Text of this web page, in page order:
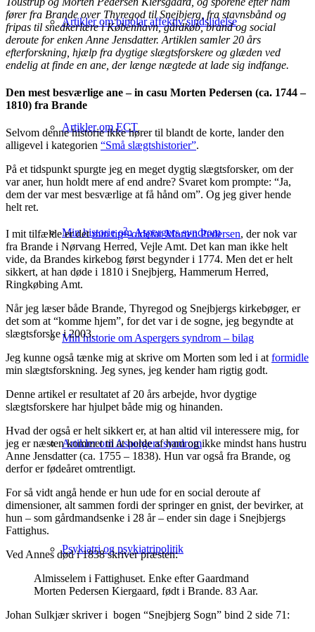
Artikler om bipolar affektiv sindslidelse
Artikler om ECT
Min historie om Aspergers syndrom
Min historie om Aspergers syndrom – bilag
Artikler om Aspergers syndrom
Psykiatri og psykiatripolitik
fører fra Brande over Thyregod til Snejbjerg, fra stavnsbånd og
fripas til snedkerlære i København, gårdkøb, brand og social
deroute for enken Anne Jensdatter. Artiklen samler 20 års
efterforskning, hjælp fra dygtige slægtsforskere og glæden ved
endelig at finde en ane, der længe nægtede at lade sig indfange.
Den mest besværlige ane – in casu Morten Pedersen (ca. 1744 –
1810) fra Brande
Selvom denne historie ikke hører til blandt de korte, lander den
alligevel i kategorien “Små slægtshistorier”.
På et tidspunkt spurgte jeg en meget dygtig slægtsforsker, om der
var aner, hun holdt mere af end andre? Svaret kom prompte: “Ja,
dem der var mest besværlige at få hånd om”. Og jeg giver hende
helt ret.
I mit tilfælde er detmin tip2-oldefar Morten Pedersen, der nok var
fra Brande i Nørvang Herred, Vejle Amt. Det kan man ikke helt
vide, da Brandes kirkebog først begynder i 1774. Men det er helt
sikkert, at han døde i 1810 i Snejbjerg, Hammerum Herred,
Ringkøbing Amt.
Når jeg læser både Brande, Thyregod og Snejbjergs kirkebøger, er
det som at “komme hjem”, for det var i de sogne, jeg begyndte at
slægtsforske i 2003.
Jeg kunne også tænke mig at skrive om Morten som led i atformidle
min slægtsforskning. Jeg synes, jeg kender ham rigtig godt.
Denne artikel er resultatet af 20 års arbejde, hvor dygtige
slægtsforskere har hjulpet både mig og hinanden.
Hvad der også er helt sikkert er, at han altid vil interessere mig, for
jeg er næsten kommet til at holde af ham og ikke mindst hans hustru
Anne Jensdatter (ca. 1755 – 1838). Hun var også fra Brande, og
derfor er fødeåret omtrentligt.
For så vidt angå hende er hun ude for en social deroute af
dimensioner, alt sammen fordi der springer en gnist, der bevirker, at
hun – som gårdmandsenke i 28 år – ender sin dage i Snejbjergs
Fattighus.
Ved Annes død i 1838 skriver præsten:
Almisselem i Fattighuset. Enke efter Gaardmand
Morten Pedersen Kiergaard, født i Brande. 83 Aar.
Johan Sulkjær skriver i bogen “Snejbjerg Sogn” bind 2 side 71: